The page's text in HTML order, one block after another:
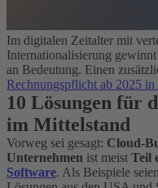
Im digitalen Zeitalter mit
Internationalisierung
an Bedeutung. Einen
Rechnungspflicht ab 2025 in
10 Lösungen für
im Mittelstand
Vorweg sei gesagt: Cloud-
Unternehmen ist meist Teil
Software. Als Beispiele